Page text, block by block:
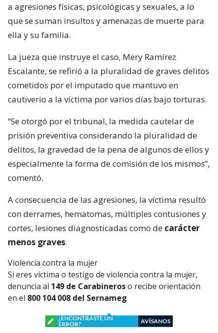
a agresiones físicas, psicológicas y sexuales, a lo
que se suman insultos y amenazas de muerte para
ella y su familia.
La jueza que instruye el caso, Mery Ramírez
Escalante, se refirió a la pluralidad de graves delitos
cometidos por el imputado que mantuvo en
cautiverio a la víctima por varios días bajo torturas.
“Se otorgó por el tribunal, la medida cautelar de
prisión preventiva considerando la pluralidad de
delitos, la gravedad de la pena de algunos de ellos y
especialmente la forma de comisión de los mismos”,
comentó.
A consecuencia de las agresiones, la víctima resultó
con derrames, hematomas, múltiples contusiones y
cortes, lesiones diagnosticadas como de carácter
menos graves.
Violencia contra la mujer
Si eres víctima o testigo de violencia contra la mujer,
denuncia al 149 de Carabineroso recibe orientación
en el 800 104 008 del Sernameg
¿ENCONTRASTE UN
ERROR?
AVÍSANOS